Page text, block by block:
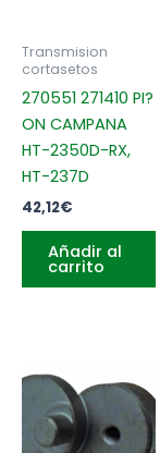
Transmision
cortasetos
270551 271410 PI?
ON CAMPANA
HT-2350D-RX,
HT-237D
42,12€
Añadir al
carrito